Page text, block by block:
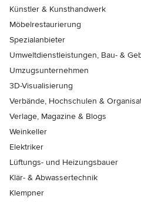
Künstler & Kunsthandwerk
Möbelrestaurierung
Spezialanbieter
Umweltdienstleistungen, Bau- &
Umzugsunternehmen
3D-Visualisierung
Verbände, Hochschulen &
Verlage, Magazine & Blogs
Weinkeller
Elektriker
Lüftungs- und Heizungsbauer
Klär- & Abwassertechnik
Klempner